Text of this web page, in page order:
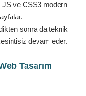
JS ve CSS3 modern
sonra da teknik
devam eder.
Tasarım